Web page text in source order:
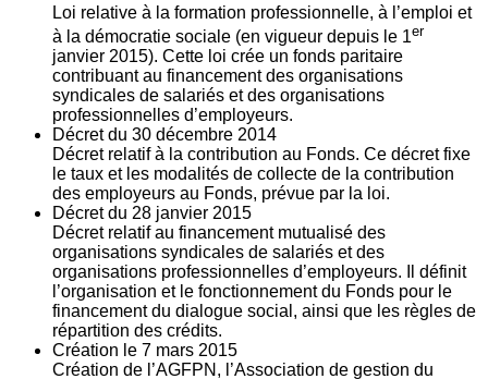
Loi relative à la formation professionnelle, à l’emploi et
à la démocratie sociale (en vigueur depuis le 1er
janvier 2015). Cette loi crée un fonds paritaire
contribuant au financement des organisations
syndicales de salariés et des organisations
professionnelles d’employeurs.
Décret du 30 décembre 2014
Décret relatif à la contribution au Fonds. Ce décret fixe
le taux et les modalités de collecte de la contribution
des employeurs au Fonds, prévue par la loi.
Décret du 28 janvier 2015
Décret relatif au financement mutualisé des
organisations syndicales de salariés et des
organisations professionnelles d’employeurs. Il définit
l’organisation et le fonctionnement du Fonds pour le
financement du dialogue social, ainsi que les règles de
répartition des crédits.
Création le 7 mars 2015
Création de l’AGFPN, l’Association de gestion du